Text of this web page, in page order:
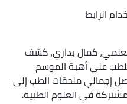
الرابط
كمال بداري، كشف
على أهبة الموسم
2024 – 2025، ليصل إجمالي ملحقات الطب إلى